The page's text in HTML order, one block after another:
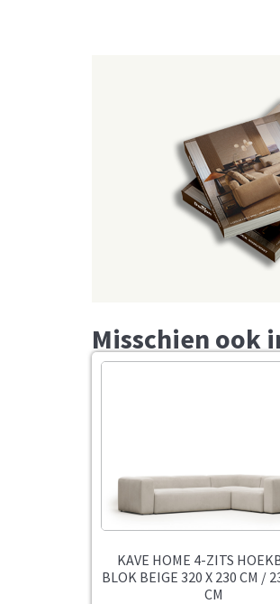
Misschien ook
KAVE HOME 4-ZITS
BLOK BEIGE 320 X 230 CM /
CM